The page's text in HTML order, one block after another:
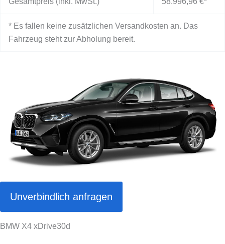
* Es fallen keine zusätzlichen Versandkosten an. Das
Fahrzeug steht zur Abholung bereit.
Unverbindlich anfragen
BMW X4 xDrive30d